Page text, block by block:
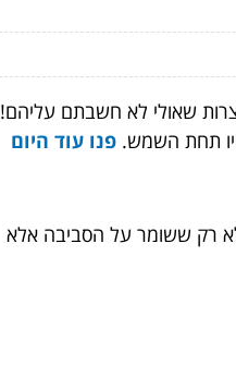
שאולי לא חשבתם עליהם!
תחת השמש. פנו עוד היום
רק ששומר על הסביבה אלא